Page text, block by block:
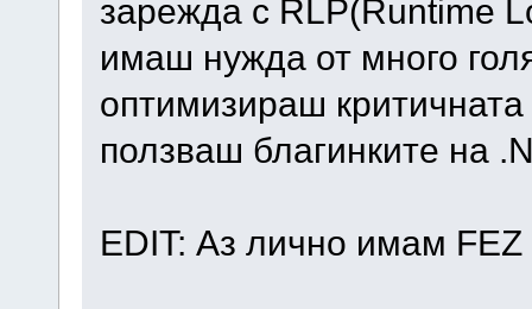
зарежда с RLP(Runtime
имаш нужда от много
оптимизираш
ползваш благинките на
EDIT: Аз лично имам